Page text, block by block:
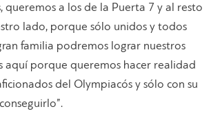
queremos a los de la Puerta 7 y al resto
lado, porque sólo unidos y todos
familia podremos lograr nuestros
aquí porque queremos hacer realidad
del Olympiacós y sólo con su